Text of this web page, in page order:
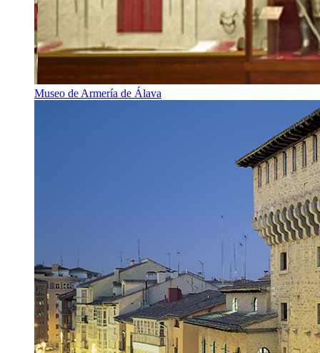
Museo de Armería de Álava